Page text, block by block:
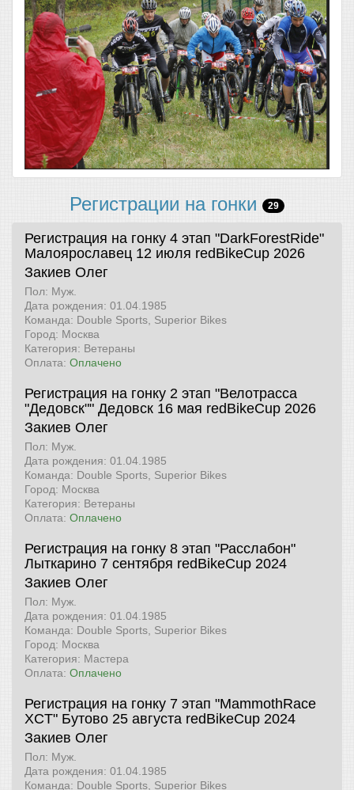
Регистрации на гонки 29
Регистрация на гонку 4 этап "DarkForestRide"
Малоярославец 12 июля redBikeCup 2026
Закиев Олег
Пол: Муж.
Дата рождения: 01.04.1985
Команда: Double Sports, Superior Bikes
Город: Москва
Категория: Ветераны
Оплата: Оплачено
Регистрация на гонку 2 этап "Велотрасса
"Дедовск"" Дедовск 16 мая redBikeCup 2026
Закиев Олег
Пол: Муж.
Дата рождения: 01.04.1985
Команда: Double Sports, Superior Bikes
Город: Москва
Категория: Ветераны
Оплата: Оплачено
Регистрация на гонку 8 этап "Расслабон"
Лыткарино 7 сентября redBikeCup 2024
Закиев Олег
Пол: Муж.
Дата рождения: 01.04.1985
Команда: Double Sports, Superior Bikes
Город: Москва
Категория: Мастера
Оплата: Оплачено
Регистрация на гонку 7 этап "MammothRace
XCT" Бутово 25 августа redBikeCup 2024
Закиев Олег
Пол: Муж.
Дата рождения: 01.04.1985
Команда: Double Sports, Superior Bikes